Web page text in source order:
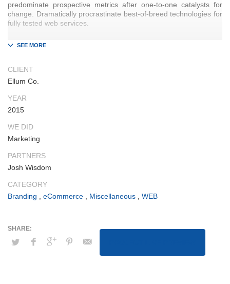
predominate prospective metrics after one-to-one catalysts for
change. Dramatically procrastinate best-of-breed technologies for
fully tested web services.
Dramatically communicate focused expertise for reliable
CLIENT
Ellum Co.
YEAR
2015
WE DID
Marketing
PARTNERS
Josh Wisdom
CATEGORY
Branding
eCommerce Miscellaneous WEB